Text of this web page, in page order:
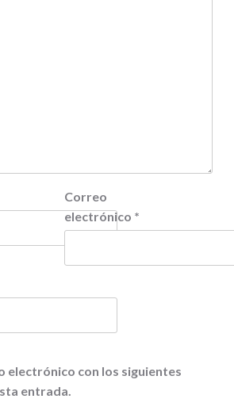
Correo
electrónico *
electrónico con los siguientes
entrada.